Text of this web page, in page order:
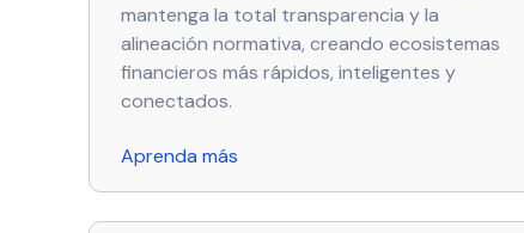
mantenga la total transparencia y la
alineación normativa, creando ecosistemas
financieros más rápidos, inteligentes y
conectados.
Aprenda más